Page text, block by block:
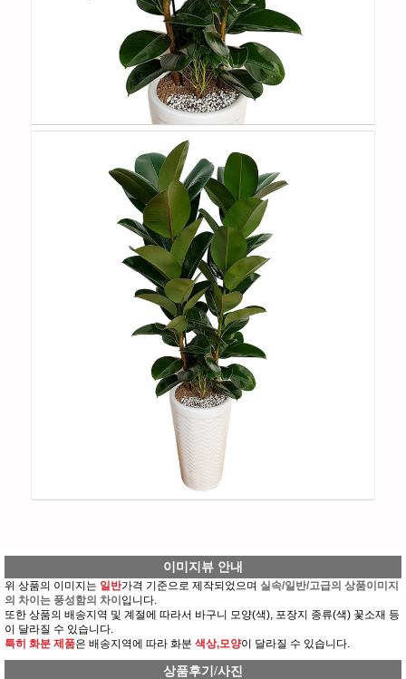
이미지뷰 안내
위 상품의 이미지는 일반가격 기준으로 제작되었으며 실속/일반/고급의 상품이미지
의 차이는 풍성함의 차이 입니다.
또한 상품의 배송지역 및 계절에 따라서 바구니 모양(색), 포장지 종류(색) 꽃소재 등
이 달라질 수 있습니다.
특히 화분 제품은 배송지역에 따라 화분 색상,모양이 달라질 수 있습니다.
상품후기/사진